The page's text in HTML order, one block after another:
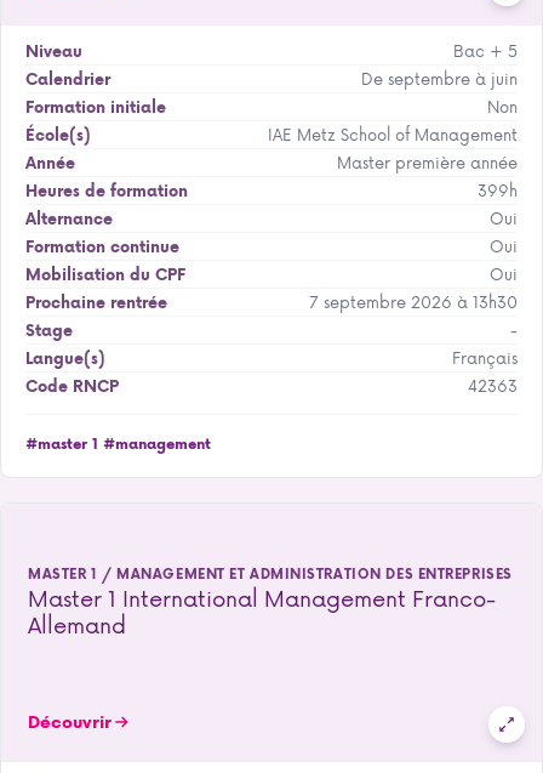
Niveau
Bac + 5
Calendrier
De septembre à juin
Formation initiale
Non
École(s)
IAE Metz School of Management
Année
Master première année
Heures de formation
399h
Alternance
Oui
Formation continue
Oui
Mobilisation du CPF
Oui
Prochaine rentrée
7 septembre 2026 à 13h30
Stage
-
Langue(s)
Français
Code RNCP
42363
#master 1 #management
MASTER 1 / MANAGEMENT ET ADMINISTRATION DES ENTREPRISES
Master 1 International Management Franco-
Allemand
Découvrir